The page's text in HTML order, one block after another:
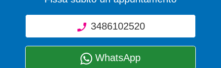
3486102520
WhatsApp